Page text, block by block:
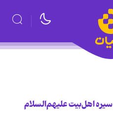
سیره اهل‌بیت علیهم‌السلام